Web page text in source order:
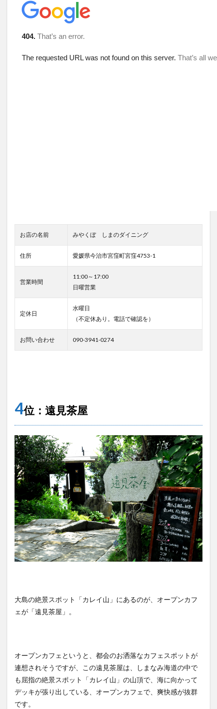
お店の名前 みやくぼ しまのダイニング
住所 愛媛県今治市宮窪町宮窪4753-1
営業時間
11:00～17:00
日曜営業
定休日
水曜日
（不定休あり。電話で確認を）
お問い合わせ 090-3941-0274
4位：遠見茶屋
大島の絶景スポット「カレイ山」にあるのが、オープンカフ
ェが「遠見茶屋」。
オープンカフェというと、都会のお洒落なカフェスポットが
連想されそうですが、この遠見茶屋は、しまなみ海道の中で
も屈指の絶景スポット「カレイ山」の山頂で、海に向かって
デッキが張り出している、オープンカフェで、爽快感が抜群
です。